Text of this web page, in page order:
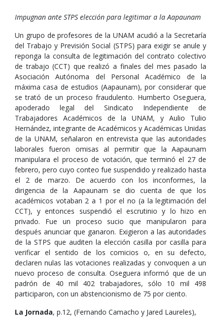
Impugnan ante STPS elección para legitimar a la Aapaunam
Un grupo de profesores de la UNAM acudió a la Secretaría
del Trabajo y Previsión Social (STPS) para exigir se anule y
reponga la consulta de legitimación del contrato colectivo
de trabajo (CCT) que realizó a finales del mes pasado la
Asociación Autónoma del Personal Académico de la
máxima casa de estudios (Aapaunam), por considerar que
se trató de un proceso fraudulento. Humberto Oseguera,
apoderado legal del Sindicato Independiente de
Trabajadores Académicos de la UNAM, y Aulio Tulio
Hernández, integrante de Académicos y Académicas Unidas
de la UNAM, señalaron en entrevista que las autoridades
laborales fueron omisas al permitir que la Aapaunam
manipulara el proceso de votación, que terminó el 27 de
febrero, pero cuyo conteo fue suspendido y realizado hasta
el 2 de marzo. De acuerdo con los inconformes, la
dirigencia de la Aapaunam se dio cuenta de que los
académicos votaban 2 a 1 por el no (a la legitimación del
CCT), y entonces suspendió el escrutinio y lo hizo en
privado. Fue un proceso sucio que manipularon para
después anunciar que ganaron. Exigieron a las autoridades
de la STPS que auditen la elección casilla por casilla para
verificar el sentido de los comicios o, en su defecto,
declaren nulas las votaciones realizadas y convoquen a un
nuevo proceso de consulta. Oseguera informó que de un
padrón de 40 mil 402 trabajadores, sólo 10 mil 498
participaron, con un abstencionismo de 75 por ciento.
La Jornada, p.12, (Fernando Camacho y Jared Laureles),